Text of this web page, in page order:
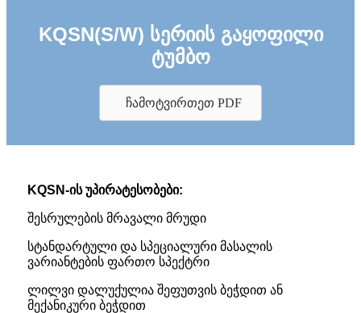
KQSN(S/W) სერიის გაყოფილი
ტუმბო
ჩამოტვირთეთ PDF
KQSN-ის უპირატესობები:
შესრულების მრავალი მრუდი
სტანდარტული და სპეციალური მასალის
ვარიანტების ფართო სპექტრი
ლილვი დალუქულია შეფუთვის ბეჭდით ან
მექანიკური ბეჭდით